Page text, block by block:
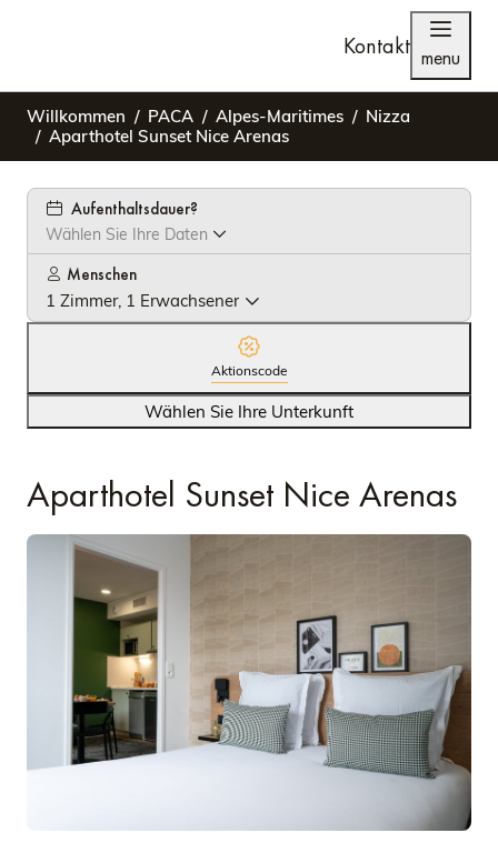
Kontakt menu
Willkommen PACA Alpes-Maritimes
Nizza
Aparthotel Sunset Nice Arenas
Aufenthaltsdauer?
Wählen Sie Ihre Daten
Menschen
1 Zimmer, 1 Erwachsener
Aktionscode
Wählen Sie Ihre Unterkunft
Aparthotel Sunset Nice Arenas